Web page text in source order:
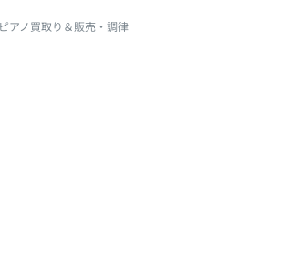
アノ買取り＆販売・調律